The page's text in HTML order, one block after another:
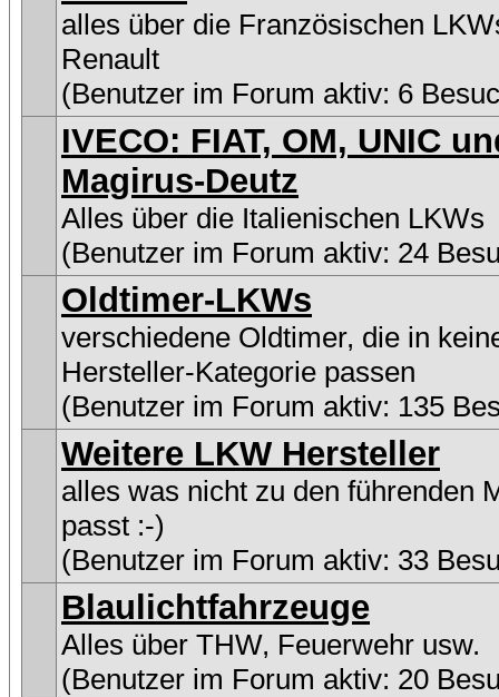
alles über die Französischen
Renault
(Benutzer im Forum aktiv: 6
IVECO: FIAT, OM, UNIC
Magirus-Deutz
Alles über die Italienischen LKWs
(Benutzer im Forum aktiv: 24
Oldtimer-LKWs
verschiedene Oldtimer, die in
Hersteller-Kategorie passen
(Benutzer im Forum aktiv: 135
Weitere LKW Hersteller
alles was nicht zu den führenden
passt :-)
(Benutzer im Forum aktiv: 33
Blaulichtfahrzeuge
Alles über THW, Feuerwehr usw.
(Benutzer im Forum aktiv: 20